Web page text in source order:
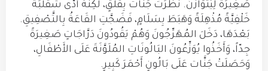
صَغِيرَةً لِيُتَوَازَنَ. نَظَرَتْ جَنَّات بِقَلَقٍ، لَكِنَّهُ أَدَّى شَقْلَبَةً
خَلْفِيَّةً مُذْهِلَةً وَهَبَطَ بِسَلَامٍ، فَضَجَّتِ القَاعَةُ بِالتَّصْفِيقِ.
بَعْدَهَا، دَخَلَ المُهَرِّجُونَ وَهُمْ يَقُودُونَ دَرَّاجَاتٍ صَغِيرَةً
جِدّاً، وَأَخَذُوا يُوَزِّعُونَ البَالُونَاتِ المُلَوَّنَةَ عَلَى الأَطْفَالِ،
وَحَصَلَتْ جَنَّات عَلَى بَالُونٍ أَحْمَرَ كَبِيرٍ.